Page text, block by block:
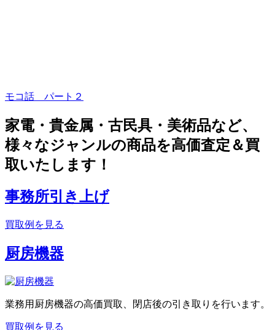
モコ話 パート２
家電・貴金属・古民具・美術品など、
様々なジャンルの商品を高価査定＆買
取いたします！
事務所引き上げ
買取例を見る
厨房機器
業務用厨房機器の高価買取、閉店後の引き取りを行います。
買取例を見る